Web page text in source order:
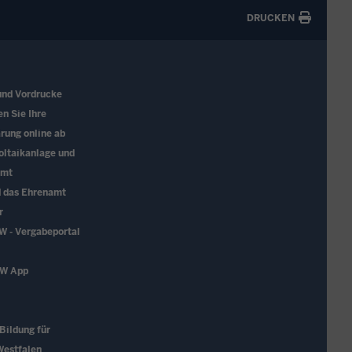
DRUCKEN
Vordrucke
Sie Ihre
online ab
und
das Ehrenamt
- Vergabeportal
App
für